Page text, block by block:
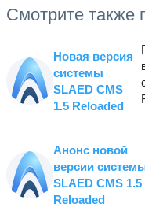
Смотрите также
Новая версия
системы
SLAED CMS
1.5 Reloaded
Анонс новой
версии
SLAED CMS 1.5
Reloaded